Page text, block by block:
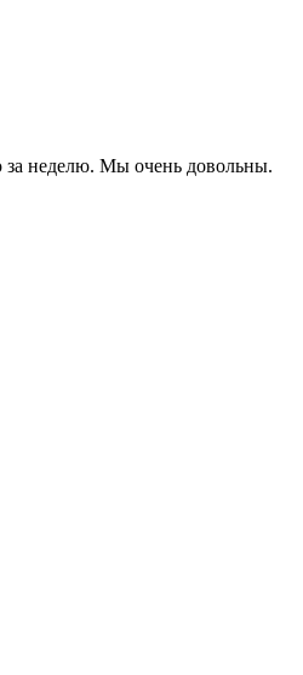
за неделю. Мы очень довольны.